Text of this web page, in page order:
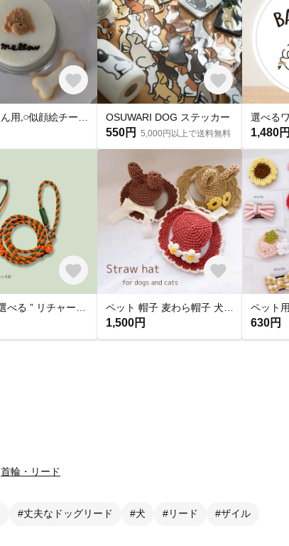
OSUWARI DOG ステッカー
550円 5,000円以上で送料無料 1,480円
1,500円 630円
首輪・リード
#丈夫なドッグリード #犬 #リード #ザイル